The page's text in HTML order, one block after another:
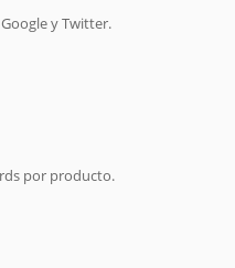
y Twitter.
por producto.